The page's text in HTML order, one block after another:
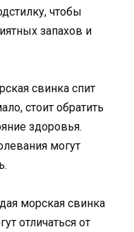
чтобы
запахов и
свинка спит
стоит обратить
здоровья.
могут
морская свинка
отличаться от